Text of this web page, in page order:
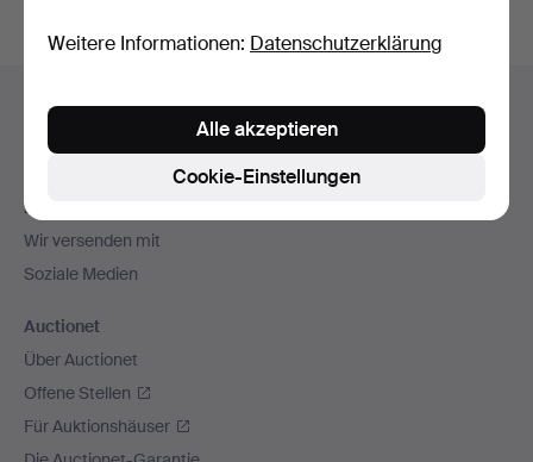
Navigation
Hilfe und Kontakt
Kontakt mit dem Support aufnehmen
Zahlungsweisen
Wir versenden mit
Soziale Medien
Auctionet
Über Auctionet
Offene Stellen
Für Auktionshäuser
Weitere Informationen: Datenschutzerklärung
Cookie-Einstellungen
Alle akzeptieren